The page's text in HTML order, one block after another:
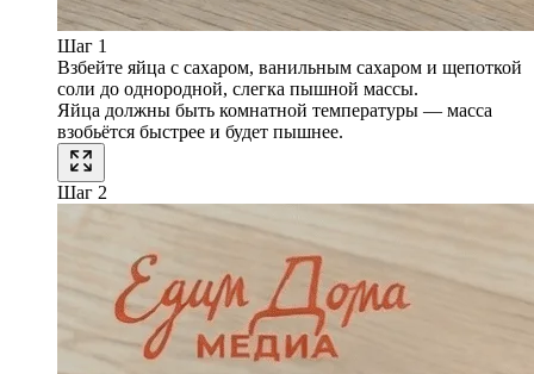
Шаг 1
Взбейте яйца с сахаром, ванильным сахаром и щепоткой
соли до однородной, слегка пышной массы.
Яйца должны быть комнатной температуры — масса
взобьётся быстрее и будет пышнее.
Шаг 2